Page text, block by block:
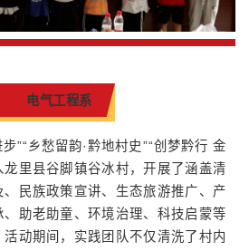
电气工程系
”“乡愁留韵·黔地村史”“创梦黔行 金
龙里县谷脚镇谷冰村，开展了涵盖清
民族政策宣讲、生态旅游推广、产
助老助童、环境治理、科技启蒙等
动期间，实践团队不仅清洗了村内